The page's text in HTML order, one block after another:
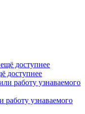
доступнее
узнаваемого